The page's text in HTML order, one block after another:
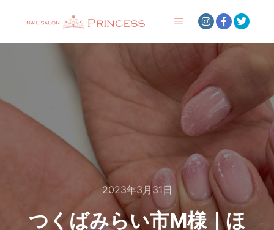
2023年3月31日
つくばみらい市M様｜ほ